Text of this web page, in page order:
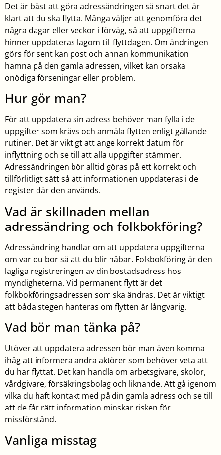
Det är bäst att göra adressändringen så snart det är
klart att du ska flytta. Många väljer att genomföra det
några dagar eller veckor i förväg, så att uppgifterna
hinner uppdateras lagom till flyttdagen. Om ändringen
görs för sent kan post och annan kommunikation
hamna på den gamla adressen, vilket kan orsaka
onödiga förseningar eller problem.
Hur gör man?
För att uppdatera sin adress behöver man fylla i de
uppgifter som krävs och anmäla flytten enligt gällande
rutiner. Det är viktigt att ange korrekt datum för
inflyttning och se till att alla uppgifter stämmer.
Adressändringen bör alltid göras på ett korrekt och
tillförlitligt sätt så att informationen uppdateras i de
register där den används.
Vad är skillnaden mellan
adressändring och folkbokföring?
Adressändring handlar om att uppdatera uppgifterna
om var du bor så att du blir nåbar. Folkbokföring är den
lagliga registreringen av din bostadsadress hos
myndigheterna. Vid permanent flytt är det
folkbokföringsadressen som ska ändras. Det är viktigt
att båda stegen hanteras om flytten är långvarig.
Vad bör man tänka på?
Utöver att uppdatera adressen bör man även komma
ihåg att informera andra aktörer som behöver veta att
du har flyttat. Det kan handla om arbetsgivare, skolor,
vårdgivare, försäkringsbolag och liknande. Att gå igenom
vilka du haft kontakt med på din gamla adress och se till
att de får rätt information minskar risken för
missförstånd.
Vanliga misstag